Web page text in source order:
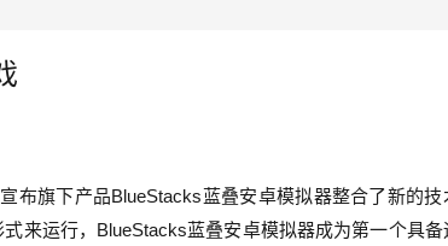
布旗下产品BlueStacks蓝叠安卓模拟器整合了新的技
来运行，BlueStacks蓝叠安卓模拟器成为第一个具备